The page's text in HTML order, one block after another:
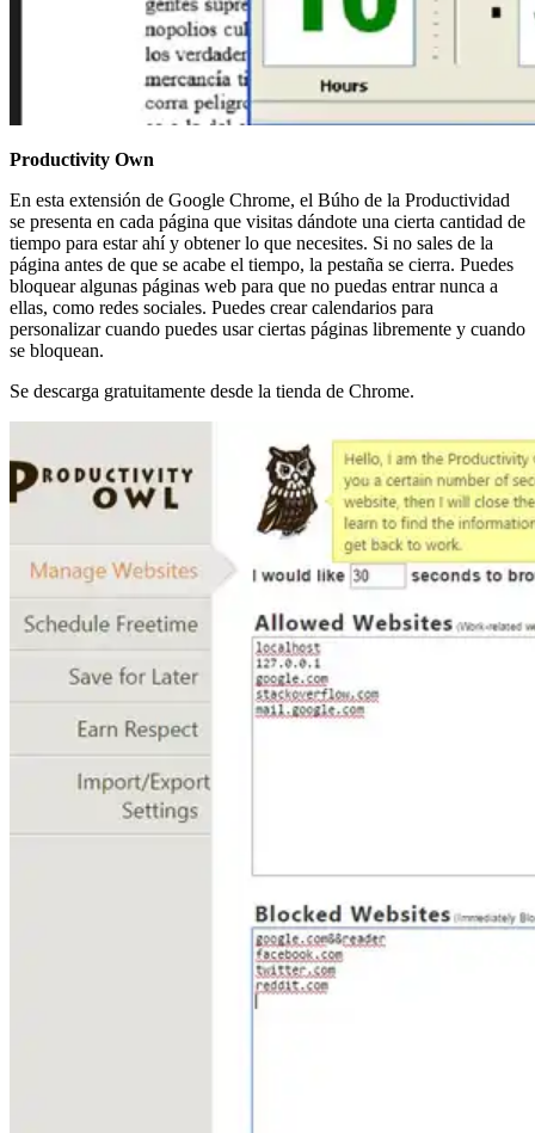
Productivity Own
En esta extensión de Google Chrome, el Búho de la Productividad
se presenta en cada página que visitas dándote una cierta cantidad de
tiempo para estar ahí y obtener lo que necesites. Si no sales de la
página antes de que se acabe el tiempo, la pestaña se cierra. Puedes
bloquear algunas páginas web para que no puedas entrar nunca a
ellas, como redes sociales. Puedes crear calendarios para
personalizar cuando puedes usar ciertas páginas libremente y cuando
se bloquean.
Se descarga gratuitamente desde la tienda de Chrome.